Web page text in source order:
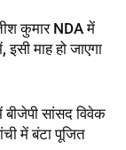
कुमार NDA में
माह हो जाएगा
सांसद विवेक
में बंटा पूजित